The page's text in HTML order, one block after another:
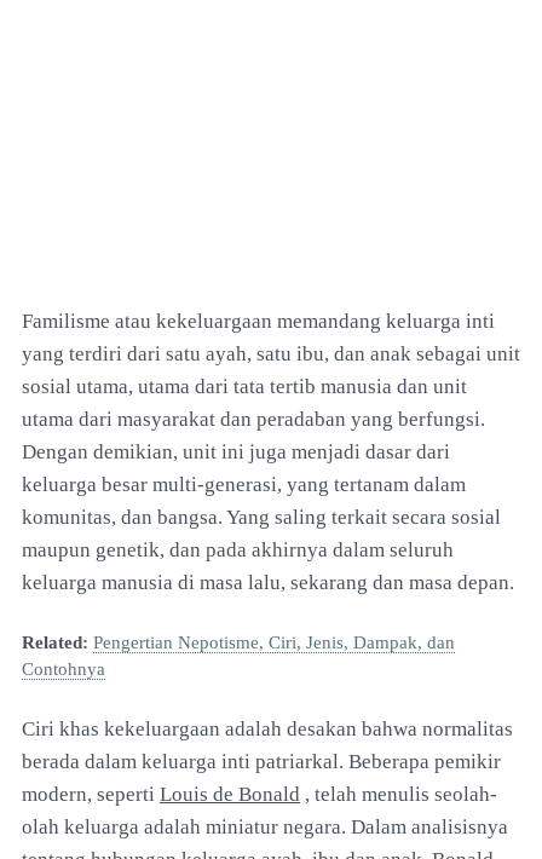
Familisme atau kekeluargaan memandang keluarga inti
yang terdiri dari satu ayah, satu ibu, dan anak sebagai unit
sosial utama, utama dari tata tertib manusia dan unit
utama dari masyarakat dan peradaban yang berfungsi.
Dengan demikian, unit ini juga menjadi dasar dari
keluarga besar multi-generasi, yang tertanam dalam
komunitas, dan bangsa. Yang saling terkait secara sosial
maupun genetik, dan pada akhirnya dalam seluruh
keluarga manusia di masa lalu, sekarang dan masa depan.
Related: Pengertian Nepotisme, Ciri, Jenis, Dampak, dan
Contohnya
Ciri khas kekeluargaan adalah desakan bahwa normalitas
berada dalam keluarga inti patriarkal. Beberapa pemikir
modern, seperti Louis de Bonald , telah menulis seolah-
olah keluarga adalah miniatur negara. Dalam analisisnya